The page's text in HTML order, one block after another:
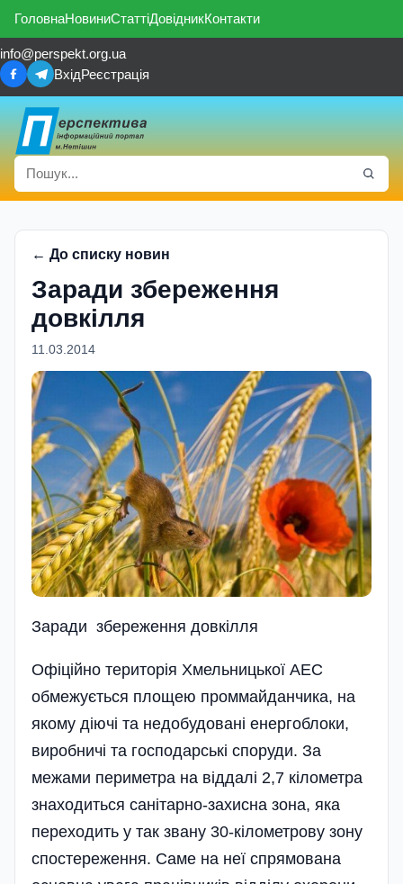
ГоловнаНовиниСтаттіДовідникКонтакти
info@perspekt.org.ua
ВхідРеєстрація
← До списку новин
Заради збереження
довкілля
11.03.2014
Заради збереження довкілля
Офіційно територія Хмельницької АЕС
обмежується площею проммайданчика, на
якому діючі та недобудовані енергоблоки,
виробничі та господарські споруди. За
межами периметра на віддалі 2,7 кілометра
знаходиться санітарно-захисна зона, яка
переходить у так звану 30-кілометрову зону
спостереження. Саме на неї спрямована